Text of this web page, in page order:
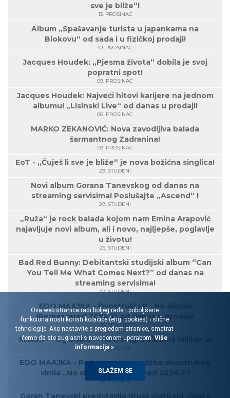
sve je bliže“!
13. PROSINAC
Album „Spašavanje turista u japankama na
Biokovu“ od sada i u fizičkoj prodaji!
10. PROSINAC
Jacques Houdek: „Pjesma života“ dobila je svoj
popratni spot!
09. PROSINAC
Jacques Houdek: Najveći hitovi karijere na jednom
albumu! „Lisinski Live“ od danas u prodaji!
06. PROSINAC
MARKO ZEKANOVIĆ: Nova zavodljiva balada
šarmantnog Zadranina!
03. PROSINAC
EoT - „Čuješ li sve je bliže“ je nova božićna singlica!
29. STUDENI
Novi album Gorana Tanevskog od danas na
streaming servisima! Poslušajte „Ascend“ !
29. STUDENI
„Ruža“ je rock balada kojom nam Emina Arapović
najavljuje novi album, ali i novo, najljepše, poglavlje
u životu!
25. STUDENI
Bad Red Bunny: Debitantski studijski album “Can
You Tell Me What Comes Next?” od danas na
streaming servisima!
22. STUDENI
EDO MAAJKA - Dvostruki LP „No sikiriki
(Remastered 2024.)“ od danas u prodaji!
15. STUDENI
Million - "Ogledalo" - novi singl s albuma Million 2!
15. STUDENI
EDO MAAJKA - Počele prednarudžbe dvostrukog
vinila „No sikiriki (Remastered 2024.)“!
08. STUDENI
Goran Tanevski predstavlja drugi službeni singl s
Ova web stranica radi boljeg rada i poboljšane
funkcionalnosti koristi kolačiće (eng. cookies) i slične
tehnologije. Ako nastavite s pregledom stranice, smatrat
ćemo da ste suglasni s navedenom uporabom.Više
informacija »
SLAŽEM SE